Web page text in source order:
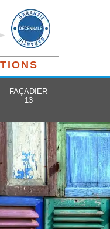
FAÇADIER
13